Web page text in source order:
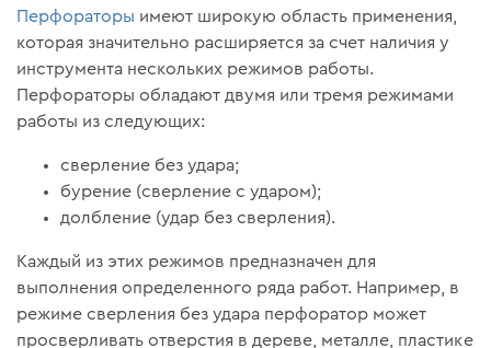
Перфораторы имеют широкую область применения,
которая значительно расширяется за счет наличия у
инструмента нескольких режимов работы.
Перфораторы обладают двумя или тремя режимами
работы из следующих:
сверление без удара;
бурение (сверление с ударом);
долбление (удар без сверления).
Каждый из этих режимов предназначен для
выполнения определенного ряда работ. Например, в
режиме сверления без удара перфоратор может
просверливать отверстия в дереве, металле, пластике